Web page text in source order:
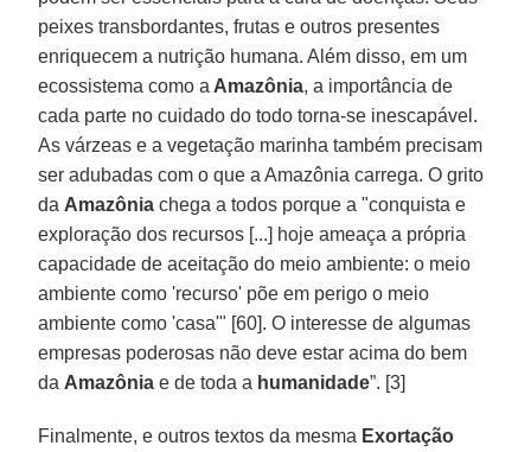
peixes transbordantes, frutas e outros presentes
enriquecem a nutrição humana. Além disso, em um
ecossistema como a Amazônia, a importância de
cada parte no cuidado do todo torna-se inescapável.
As várzeas e a vegetação marinha também precisam
ser adubadas com o que a Amazônia carrega. O grito
da Amazônia chega a todos porque a "conquista e
exploração dos recursos [...] hoje ameaça a própria
capacidade de aceitação do meio ambiente: o meio
ambiente como 'recurso' põe em perigo o meio
ambiente como 'casa'" [60]. O interesse de algumas
empresas poderosas não deve estar acima do bem
da Amazônia e de toda a humanidade”. [3]
Finalmente, e outros textos da mesma Exortação